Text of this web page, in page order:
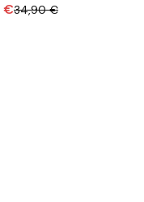
€34,90 €